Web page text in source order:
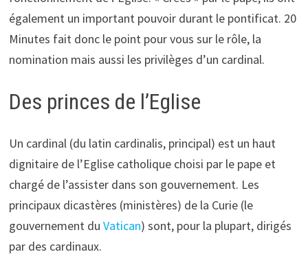
également un important pouvoir durant le pontificat. 20
Minutes fait donc le point pour vous sur le rôle, la
nomination mais aussi les privilèges d’un cardinal.
Des princes de l’Eglise
Un cardinal (du latin cardinalis, principal) est un haut
dignitaire de l’Eglise catholique choisi par le pape et
chargé de l’assister dans son gouvernement. Les
principaux dicastères (ministères) de la Curie (le
gouvernement du Vatican) sont, pour la plupart, dirigés
par des cardinaux.